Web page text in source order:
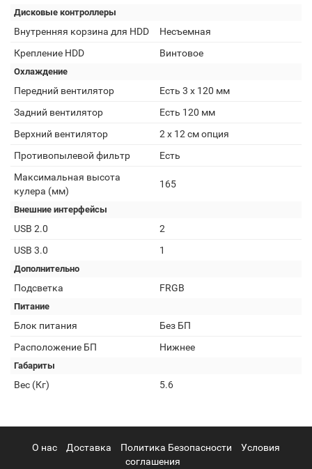
Дисковые контроллеры
Внутренняя корзина для HDD
Несъемная
Крепление HDD
Винтовое
Охлаждение
Передний вентилятор
Есть 3 x 120 мм
Задний вентилятор
Есть 120 мм
Верхний вентилятор
2 x 12 см опция
Противопылевой фильтр
Есть
Максимальная высота
кулера (мм)
165
Внешние интерфейсы
USB 2.0
2
USB 3.0
1
Дополнительно
Подсветка FRGB
Питание
Блок питания
Без БП
Расположение БП
Нижнее
Габариты
Вес (Кг) 5.6
О нас Доставка Политика Безопасности
Условия
соглашения